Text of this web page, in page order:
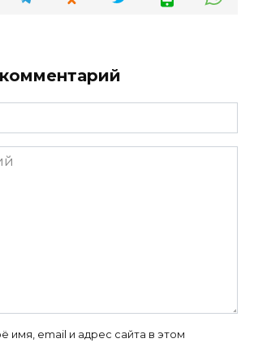
имя, email и адрес сайта в этом